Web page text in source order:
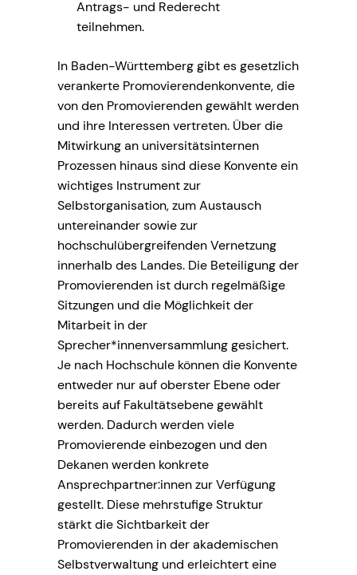
Antrags- und Rederecht
teilnehmen.
In Baden-Württemberg gibt es gesetzlich
verankerte Promovierendenkonvente, die
von den Promovierenden gewählt werden
und ihre Interessen vertreten. Über die
Mitwirkung an universitätsinternen
Prozessen hinaus sind diese Konvente ein
wichtiges Instrument zur
Selbstorganisation, zum Austausch
untereinander sowie zur
hochschulübergreifenden Vernetzung
innerhalb des Landes. Die Beteiligung der
Promovierenden ist durch regelmäßige
Sitzungen und die Möglichkeit der
Mitarbeit in der
Sprecher*innenversammlung gesichert.
Je nach Hochschule können die Konvente
entweder nur auf oberster Ebene oder
bereits auf Fakultätsebene gewählt
werden. Dadurch werden viele
Promovierende einbezogen und den
Dekanen werden konkrete
Ansprechpartner:innen zur Verfügung
gestellt. Diese mehrstufige Struktur
stärkt die Sichtbarkeit der
Promovierenden in der akademischen
Selbstverwaltung und erleichtert eine